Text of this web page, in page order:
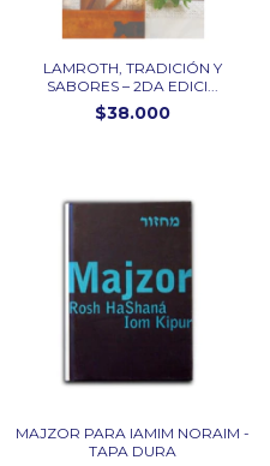
LAMROTH, TRADICIÓN Y
SABORES – 2DA EDICI...
$38.000
MAJZOR PARA IAMIM NORAIM -
TAPA DURA